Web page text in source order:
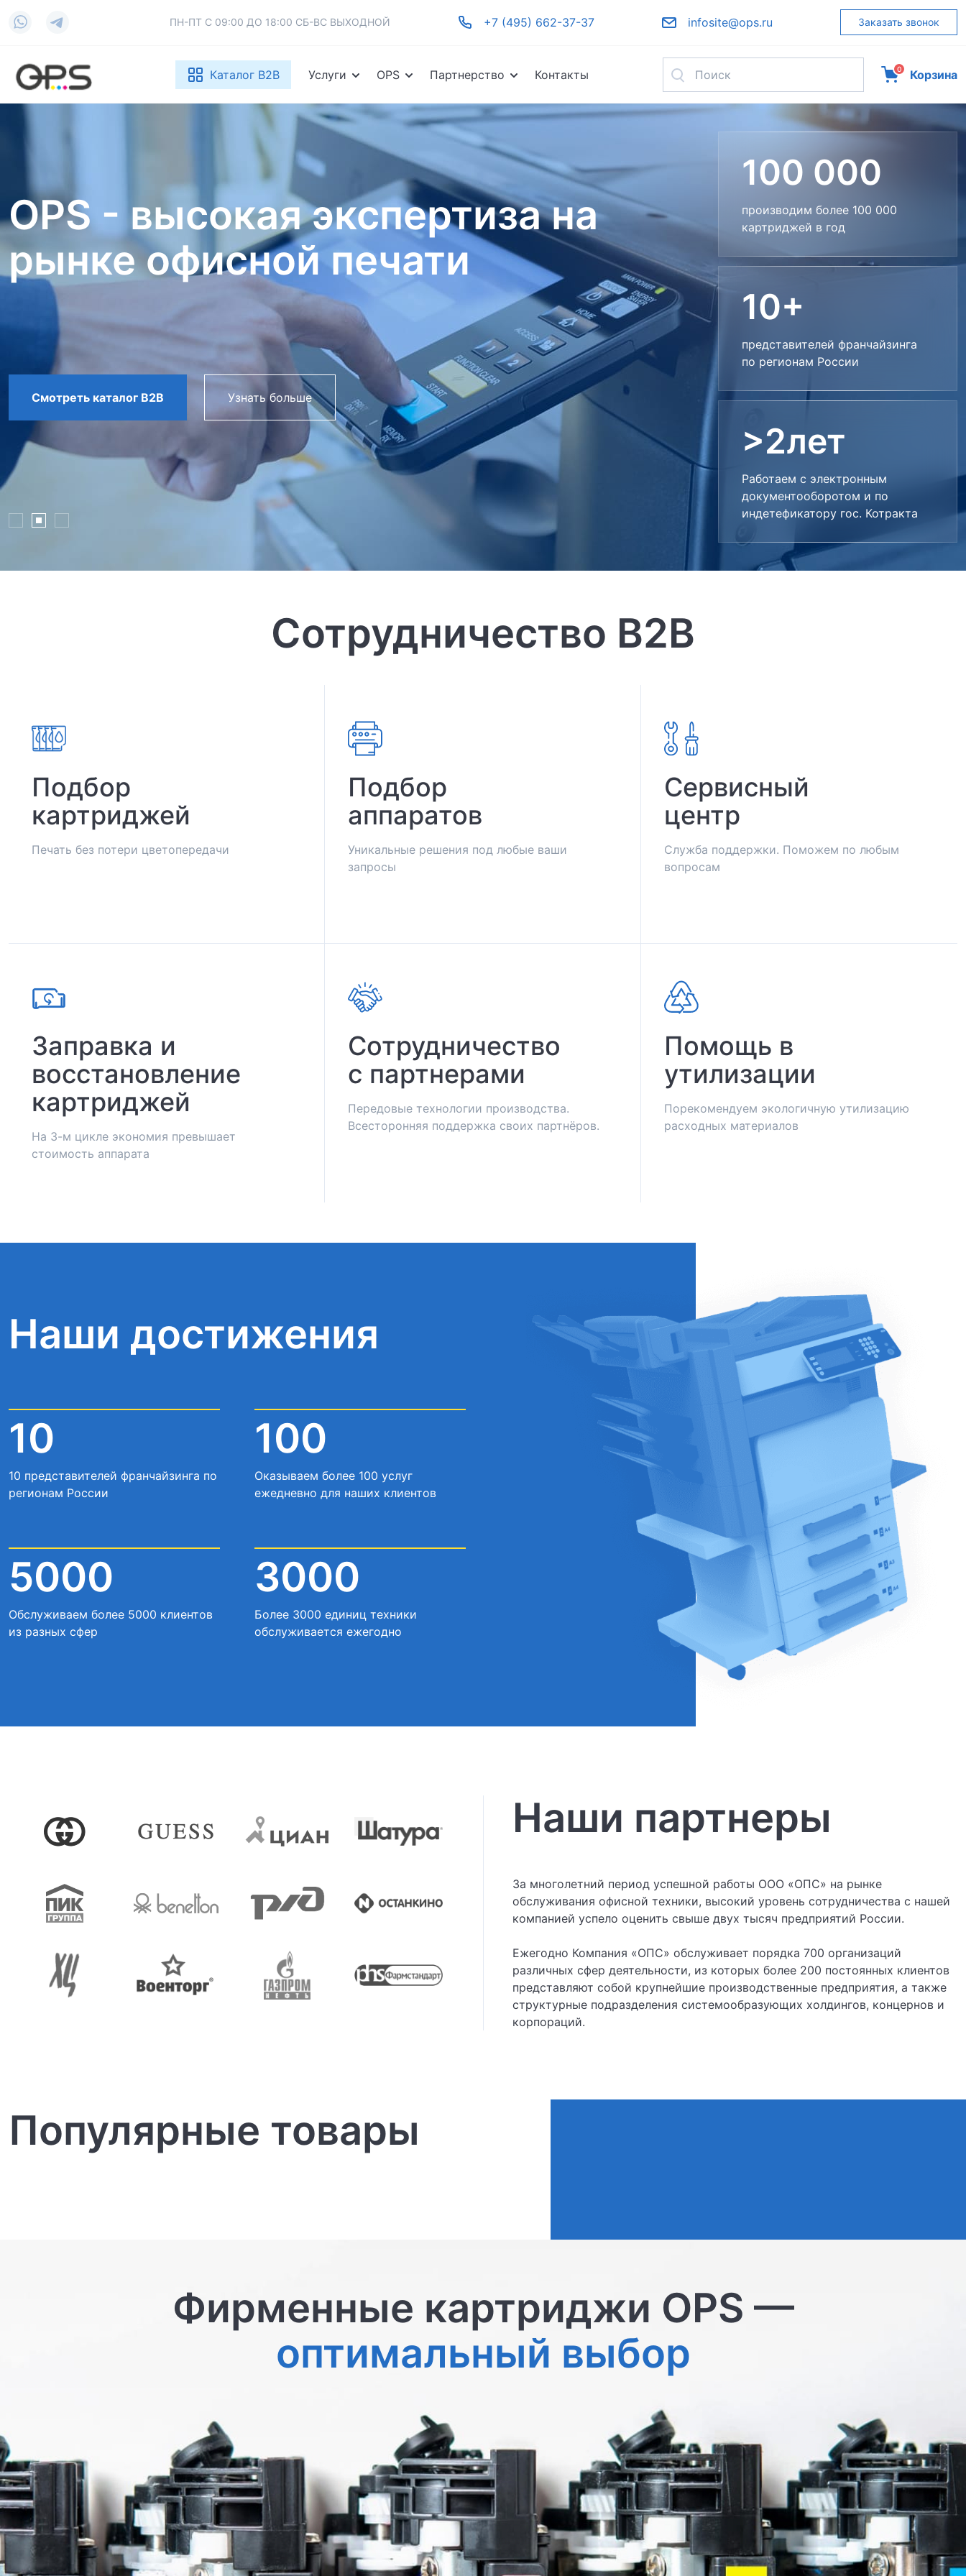
ПН-ПТ С 09:00 ДО 18:00 СБ-ВС ВЫХОДНОЙ +7 (495) 662-37-37 infosite@ops.ru Заказать звонок
Каталог B2B Услуги OPS Партнерство Контакты 0 Корзина
OPS - высокая экспертиза на
рынке офисной печати
Смотреть каталог B2B Узнать больше
>35
поставщиков с которыми мы
работаем
100 000
производим более 100 000
картриджей в год
10+
представителей франчайзинга
по регионам России
>2лет
Работаем с электронным
документооборотом и по
индетефикатору гос. Котракта
Сотрудничество B2B
Подбор
картриджей
Печать без потери цветопередачи
Подбор
аппаратов
Уникальные решения под любые ваши
запросы
Сервисный
центр
Служба поддержки. Поможем по любым
вопросам
Заправка и
восстановление
картриджей
На 3-м цикле экономия превышает
стоимость аппарата
Сотрудничество
с партнерами
Передовые технологии производства.
Всесторонняя поддержка своих партнёров.
Помощь в
утилизации
Порекомендуем экологичную утилизацию
расходных материалов
Наши достижения
10
10 представителей франчайзинга по
регионам России
100
Оказываем более 100 услуг
ежедневно для наших клиентов
5000
Обслуживаем более 5000 клиентов
из разных сфер
3000
Более 3000 единиц техники
обслуживается ежегодно
Наши партнеры
За многолетний период успешной работы ООО «ОПС» на рынке
обслуживания офисной техники, высокий уровень сотрудничества с нашей
компанией успело оценить свыше двух тысяч предприятий России.
Ежегодно Компания «ОПС» обслуживает порядка 700 организаций
различных сфер деятельности, из которых более 200 постоянных клиентов
представляют собой крупнейшие производственные предприятия, а также
структурные подразделения системообразующих холдингов, концернов и
корпораций.
Популярные товары
Фирменные картриджи OPS —
оптимальный выбор